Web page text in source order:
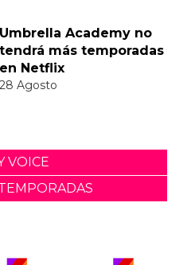
Umbrella Academy no
tendrá más temporadas
en Netflix
28 Agosto
VOICE